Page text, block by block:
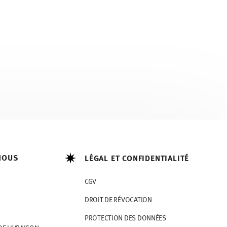
LÉGAL ET CONFIDENTIALITÉ
CGV
DROIT DE RÉVOCATION
PROTECTION DES DONNÉES